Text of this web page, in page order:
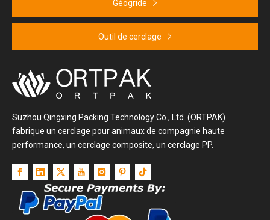
Géogride
Outil de cerclage
Suzhou Qingxing Packing Technology Co., Ltd. (ORTPAK)
fabrique un cerclage pour animaux de compagnie haute
performance, un cerclage composite, un cerclage PP.